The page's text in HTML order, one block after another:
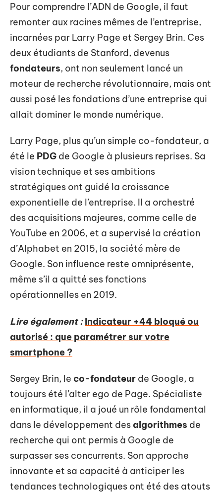
Pour comprendre l’ADN de Google, il faut
remonter aux racines mêmes de l’entreprise,
incarnées par Larry Page et Sergey Brin. Ces
deux étudiants de Stanford, devenus
fondateurs, ont non seulement lancé un
moteur de recherche révolutionnaire, mais ont
aussi posé les fondations d’une entreprise qui
allait dominer le monde numérique.
Larry Page, plus qu’un simple co-fondateur, a
été le PDG de Google à plusieurs reprises. Sa
vision technique et ses ambitions
stratégiques ont guidé la croissance
exponentielle de l’entreprise. Il a orchestré
des acquisitions majeures, comme celle de
YouTube en 2006, et a supervisé la création
d’Alphabet en 2015, la société mère de
Google. Son influence reste omniprésente,
même s’il a quitté ses fonctions
opérationnelles en 2019.
Lire également : Indicateur +44 bloqué ou
autorisé : que paramétrer sur votre
smartphone ?
Sergey Brin, le co-fondateur de Google, a
toujours été l’alter ego de Page. Spécialiste
en informatique, il a joué un rôle fondamental
dans le développement des algorithmes de
recherche qui ont permis à Google de
surpasser ses concurrents. Son approche
innovante et sa capacité à anticiper les
tendances technologiques ont été des atouts